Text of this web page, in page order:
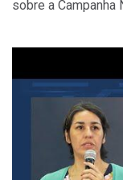
sobre a Campanha